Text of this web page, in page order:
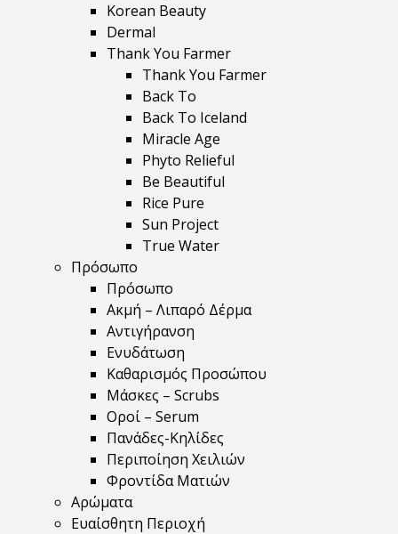
Korean Beauty
Dermal
Thank You Farmer
Thank You Farmer
Back To
Back To Iceland
Miracle Age
Phyto Relieful
Be Beautiful
Rice Pure
Sun Project
True Water
Πρόσωπο
Πρόσωπο
Ακμή – Λιπαρό Δέρμα
Αντιγήρανση
Ενυδάτωση
Καθαρισμός Προσώπου
Μάσκες – Scrubs
Οροί – Serum
Πανάδες-Κηλίδες
Περιποίηση Χειλιών
Φροντίδα Ματιών
Αρώματα
Ευαίσθητη Περιοχή